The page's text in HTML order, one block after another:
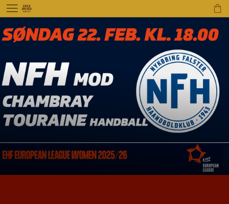
menu shopping_bag